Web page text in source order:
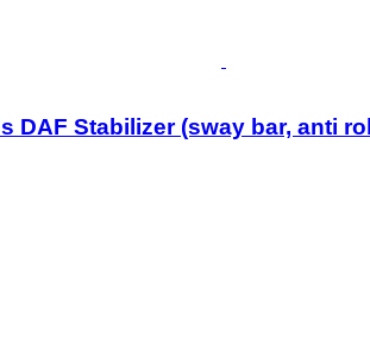
DAF Stabilizer (sway bar, anti